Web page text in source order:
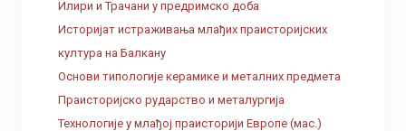
Илири и Трачани у предримско доба
Историјат истраживања млађих праисторијских
култура на Балкану
Основи типологије керамике и металних предмета
Праисторијско рударство и металургија
Технологије у млађој праисторији Европе (мас.)